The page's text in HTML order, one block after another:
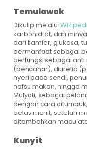
Temulawak
Dikutip melalui
karbohidrat, dan
dari kamfer, glukosa,
bermanfaat sebagai
berfungsi sebagai anti
(pencahar), diuretic
nyeri pada sendi,
nafsu makan, hingga
Mulyati, sebagai
dengan cara
belas menit, setelah
ditambahkan madu
Kunyit